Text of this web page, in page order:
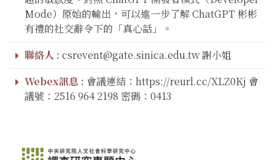
Mode）原始的輸出，可以進一步了解 ChatGPT 彬彬
有禮的社交辭令下的「真心話」。
聯絡人 : csrevent@gate.sinica.edu.tw 謝小姐
Webex訊息 : 會議連結：https://reurl.cc/XLZ0Kj 會
議號：2516 964 2198 密碼：0413